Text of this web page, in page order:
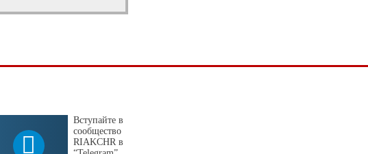
Вступайте в
сообщество
RIAKCHR в